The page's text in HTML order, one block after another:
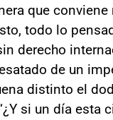
que conviene
todo lo
derecho
de un
distinto el
si un día esta